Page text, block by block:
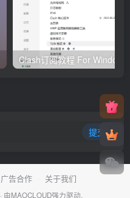
提交
广告合作 关于我们
· 由MAOCLOUD强力驱动.